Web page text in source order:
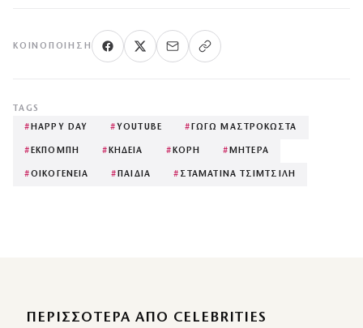
ΚΟΙΝΟΠΟΊΗΣΗ
TAGS
#HAPPY DAY # YOUTUBE #ΓΩΓΩ ΜΑΣΤΡΟΚΩΣΤΑ
#ΕΚΠΟΜΠΗ #ΚΗΔΕΙΑ #ΚΟΡΗ #ΜΗΤΕΡΑ
#ΟΙΚΟΓΕΝΕΙΑ #ΠΑΙΔΙΑ # ΣΤΑΜΑΤΙΝΑ ΤΣΙΜΤΣΙΛΗ
ΠΕΡΙΣΣΌΤΕΡΑ ΑΠΌ CELEBRITIES